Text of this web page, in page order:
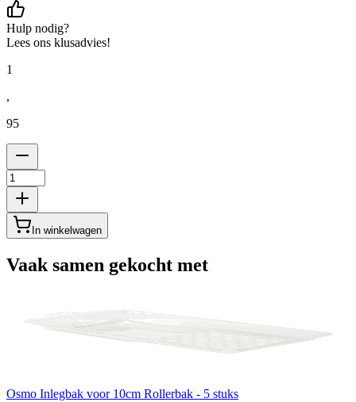
Hulp nodig?
Lees ons klusadvies!
1
,
95
In winkelwagen
Vaak samen gekocht met
Osmo Inlegbak voor 10cm Rollerbak - 5 stuks